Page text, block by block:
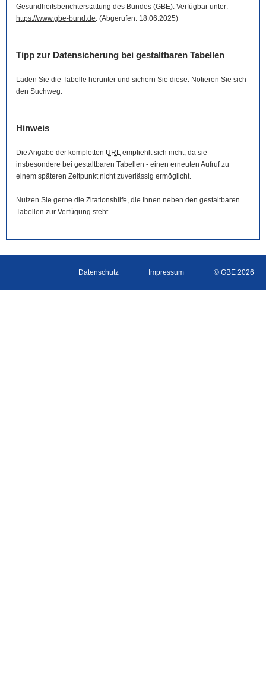
Gesundheitsberichterstattung des Bundes (GBE). Verfügbar unter:
https://www.gbe-bund.de. (Abgerufen: 18.06.2025)
Tipp zur Datensicherung bei gestaltbaren Tabellen
Laden Sie die Tabelle herunter und sichern Sie diese. Notieren Sie sich
den Suchweg.
Hinweis
Die Angabe der kompletten URL empfiehlt sich nicht, da sie -
insbesondere bei gestaltbaren Tabellen - einen erneuten Aufruf zu
einem späteren Zeitpunkt nicht zuverlässig ermöglicht.
Nutzen Sie gerne die Zitationshilfe, die Ihnen neben den gestaltbaren
Tabellen zur Verfügung steht.
Datenschutz Impressum © GBE 2026